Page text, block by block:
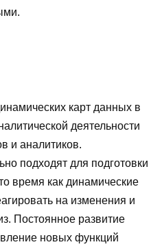
карт данных в
деятельности
и аналитиков.
подходят для подготовки
время как динамические
на изменения и
Постоянное развитие
новых функций